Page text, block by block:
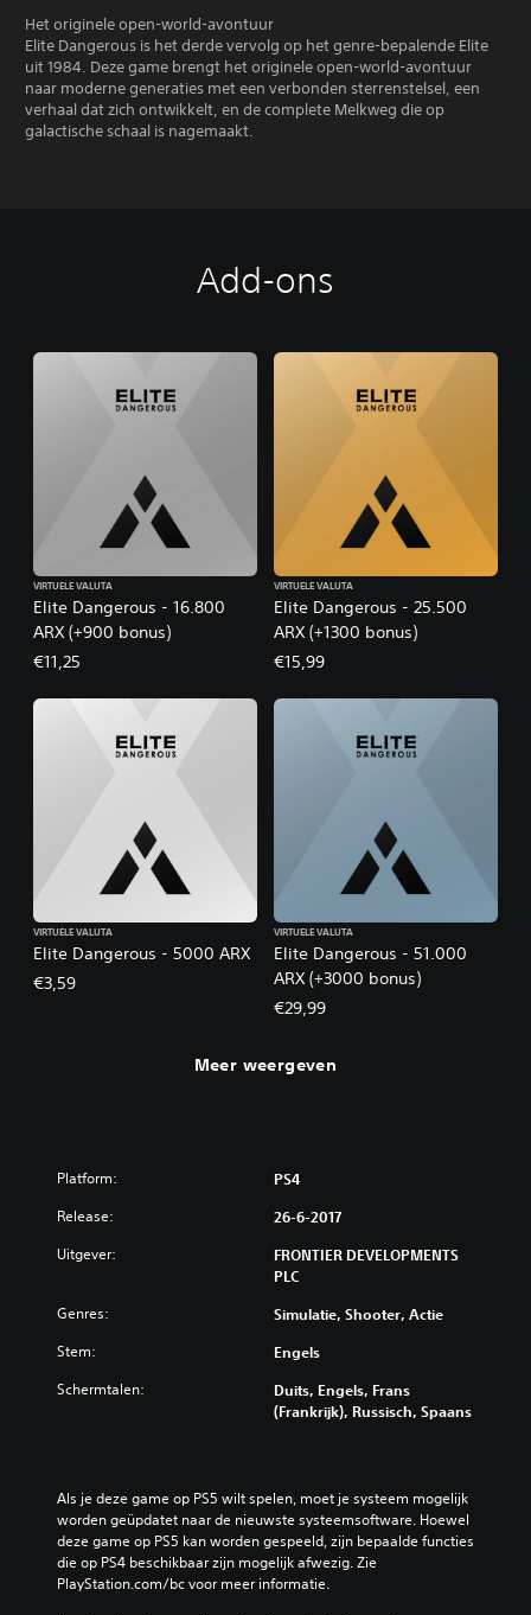
Het originele open-world-avontuur
Elite Dangerous is het derde vervolg op het genre-bepalende Elite
uit 1984. Deze game brengt het originele open-world-avontuur
naar moderne generaties met een verbonden sterrenstelsel, een
verhaal dat zich ontwikkelt, en de complete Melkweg die op
galactische schaal is nagemaakt.
Add-ons
Elite Dangerous - 16.800
ARX (+900 bonus)
VIRTUELE VALUTA
€11,25
Elite Dangerous - 25.500
ARX (+1300 bonus)
VIRTUELE VALUTA
€15,99
Elite Dangerous - 5000 ARX
VIRTUELE VALUTA
€3,59
Elite Dangerous - 51.000
ARX (+3000 bonus)
VIRTUELE VALUTA
€29,99
Meer weergeven
Platform: PS4
Release: 26-6-2017
Uitgever:
FRONTIER DEVELOPMENTS
PLC
Genres: Simulatie, Shooter, Actie
Stem: Engels
Schermtalen:
Duits, Engels, Frans
(Frankrijk), Russisch, Spaans
Als je deze game op PS5 wilt spelen, moet je systeem mogelijk
worden geüpdatet naar de nieuwste systeemsoftware. Hoewel
deze game op PS5 kan worden gespeeld, zijn bepaalde functies
die op PS4 beschikbaar zijn mogelijk afwezig. Zie
PlayStation.com/bc voor meer informatie.